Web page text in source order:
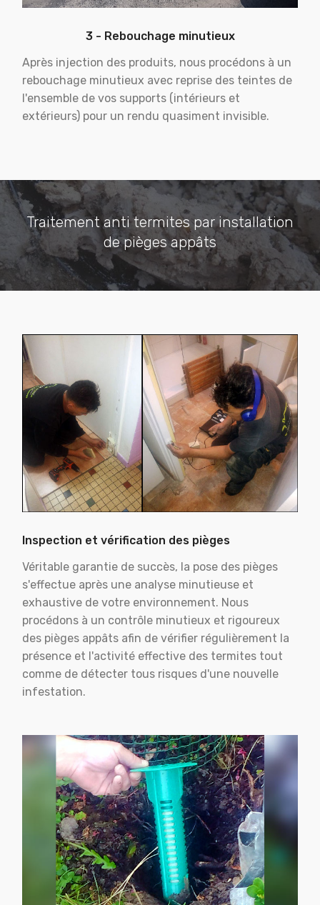
3 - Rebouchage minutieux
Après injection des produits, nous procédons à un
rebouchage minutieux avec reprise des teintes de
l'ensemble de vos supports (intérieurs et
extérieurs) pour un rendu quasiment invisible.
Traitement anti termites par installation
de pièges appâts
Inspection et vérification des pièges
Véritable garantie de succès, la pose des pièges
s'effectue après une analyse minutieuse et
exhaustive de votre environnement. Nous
procédons à un contrôle minutieux et rigoureux
des pièges appâts afin de vérifier régulièrement la
présence et l'activité effective des termites tout
comme de détecter tous risques d'une nouvelle
infestation.